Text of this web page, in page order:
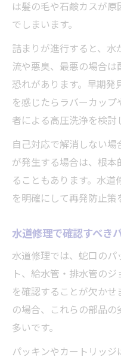
は髪の毛や石鹸カスが原
でしまいます。
詰まりが進行すると、水
流や悪臭、最悪の場合は
恐れがあります。早期発
を感じたらラバーカッ
者による高圧洗浄を検討
自己対応で解消しない場
が発生する場合は、根
ることもあります。水道
を明確にして再発防止策
水道修理で確認すべき
水道修理では、蛇口のパ
ト、給水管・排水管の
を確認することが欠か
の場合、これらの部品
多いです。
パッキンやカートリッ